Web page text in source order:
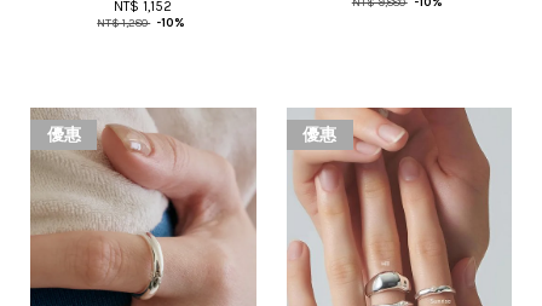
NT$ 1,152
NT$ 1,280 -10%
優惠 優惠